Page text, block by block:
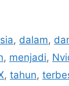
, dalam,
, menjadi,
, tahun,